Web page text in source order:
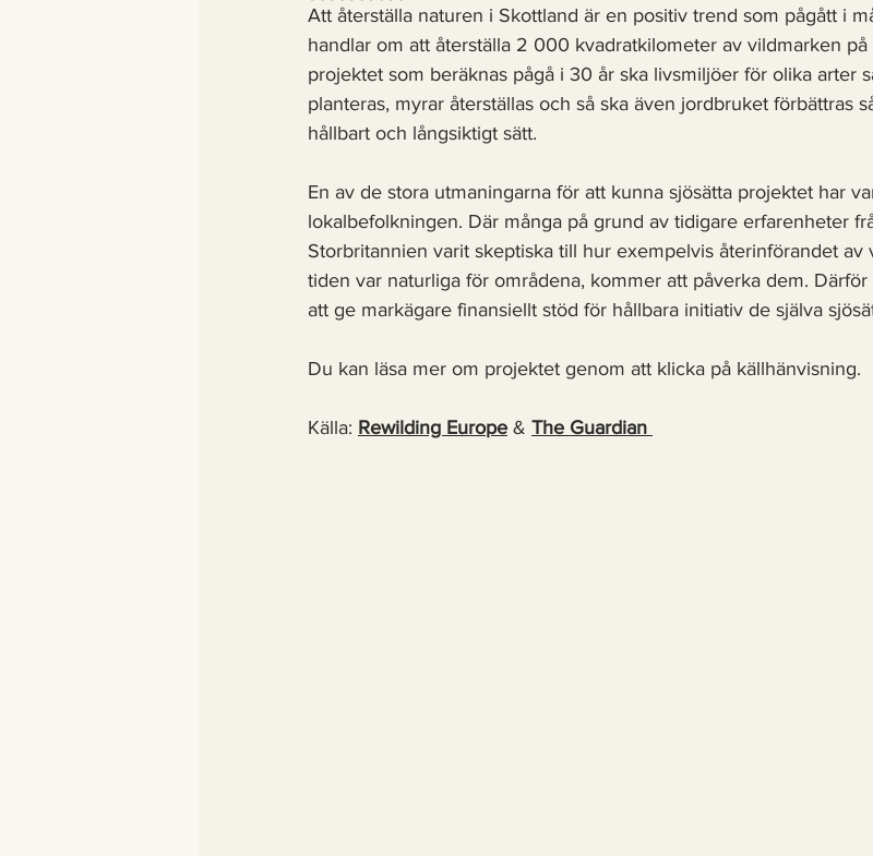
Att återställa naturen i Skottland är en positiv trend som pågått i
handlar om att återställa 2 000 kvadratkilometer av vildmarken
projektet som beräknas pågå i 30 år ska livsmiljöer för olika arter
planteras, myrar återställas och så ska även jordbruket förbättras
hållbart och långsiktigt sätt.
En av de stora utmaningarna för att kunna sjösätta projektet har
lokalbefolkningen. Där många på grund av tidigare erfarenheter
Storbritannien varit skeptiska till hur exempelvis återinförandet av
tiden var naturliga för områdena, kommer att påverka dem.
att ge markägare finansiellt stöd för hållbara initiativ de själva
Du kan läsa mer om projektet genom att klicka på källhänvisning.
Källa: Rewilding Europe & The Guardian